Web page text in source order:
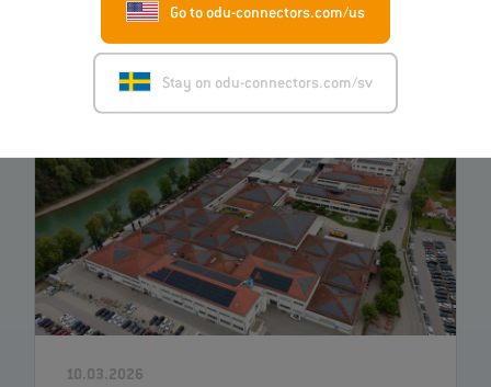
Go to odu-connectors.com/us
Stay on odu-connectors.com/sv
viktig aspekt är …
10.03.2026